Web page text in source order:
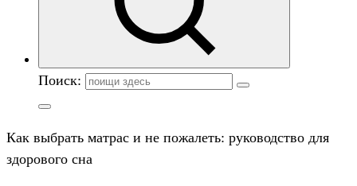
Поиск:
Как выбрать матрас и не пожалеть: руководство для
здорового сна